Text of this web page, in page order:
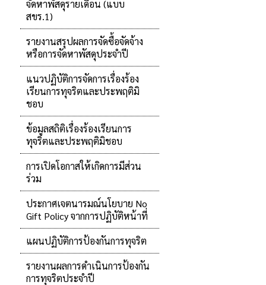
จัดหาพัสดุรายเดือน (แบบ
สขร.1)
รายงานสรุปผลการจัดซื้อจัดจ้าง
หรือการจัดหาพัสดุประจำปี
แนวปฏิบัติการจัดการเรื่องร้อง
เรียนการทุจริตและประพฤติมิ
ชอบ
ข้อมูลสถิติเรื่องร้องเรียนการ
ทุจริตและประพฤติมิชอบ
การเปิดโอกาสให้เกิดการมีส่วน
ร่วม
ประกาศเจตนารมณ์นโยบาย No
Gift Policy จากการปฏิบัติหน้าที่
แผนปฏิบัติการป้องกันการทุจริต
รายงานผลการดำเนินการป้องกัน
การทุจริตประจำปี